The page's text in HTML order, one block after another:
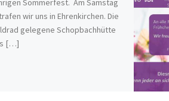
Sommerfest. Am Samstag
wir uns in Ehrenkirchen. Die
gelegene Schopbachhütte
[…]